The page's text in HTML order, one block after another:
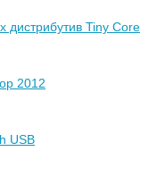
Tiny Core
2012
USB